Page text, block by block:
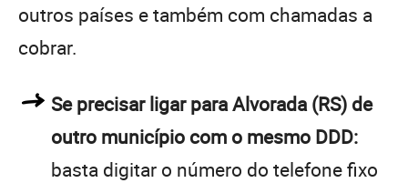
outros países e também com chamadas a
cobrar.
Se precisar ligar para Alvorada (RS) de
outro município com o mesmo DDD:
basta digitar o número do telefone fixo